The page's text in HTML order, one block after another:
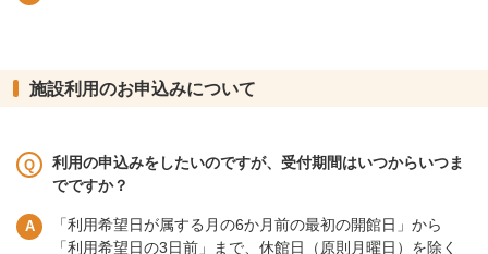
施設利用のお申込みについて
利用の申込みをしたいのですが、受付期間はいつからいつま
でですか？
「利用希望日が属する月の6か月前の最初の開館日」から
「利用希望日の3日前」まで、休館日（原則月曜日）を除く